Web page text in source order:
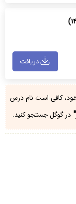
دریافت
کافی است نام درس
در گوگل جستجو کنید.